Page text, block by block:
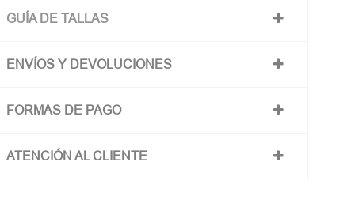
GUÍA DE TALLAS
ENVÍOS Y DEVOLUCIONES
FORMAS DE PAGO
ATENCIÓN AL CLIENTE